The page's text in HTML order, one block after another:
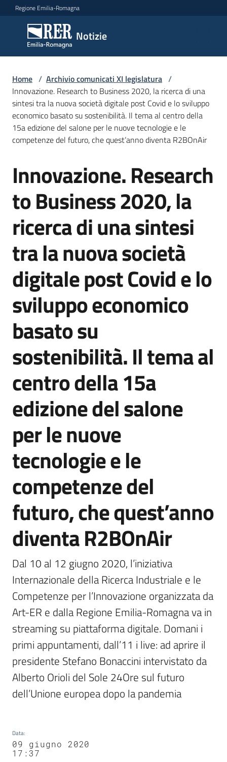
Vai al contenuto
Vai alla navigazione
Vai al footer
Regione Emilia-Romagna
Notizie
Notizie
Comunicati
stampa
Cerca
un
comunicato
Risorse
Agenzia
di
informazione
comunicazione
Seguici
su
Home / Archivio comunicati XI legislatura /
Innovazione. Research to Business 2020, la ricerca di una
sintesi tra la nuova società digitale post Covid e lo sviluppo
economico basato su sostenibilità. Il tema al centro della
15a edizione del salone per le nuove tecnologie e le
competenze del futuro, che quest’anno diventa R2BOnAir
Salta al contenuto
Innovazione. Research
to Business 2020, la
ricerca di una sintesi
tra la nuova società
digitale post Covid e lo
sviluppo economico
basato su
sostenibilità. Il tema al
centro della 15a
edizione del salone
per le nuove
tecnologie e le
competenze del
futuro, che quest’anno
diventa R2BOnAir
Dal 10 al 12 giugno 2020, l’iniziativa
Internazionale della Ricerca Industriale e le
Competenze per l’Innovazione organizzata da
Art-ER e dalla Regione Emilia-Romagna va in
streaming su piattaforma digitale. Domani i
primi appuntamenti, dall’11 i live: ad aprire il
presidente Stefano Bonaccini intervistato da
Alberto Orioli del Sole 24Ore sul futuro
dell’Unione europea dopo la pandemia
Data:
09 giugno 2020
17:37